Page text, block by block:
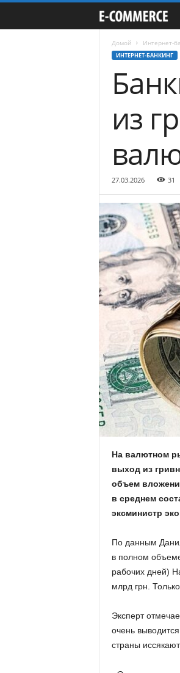
Домой Интернет-
ИНТЕРНЕТ-БАНКИНГ
из
27.03.2026 31
На валютном
выход из
объем
в среднем
эксминистр
По данным
в полном
рабочих дней)
млрд грн.
Эксперт
очень
страны